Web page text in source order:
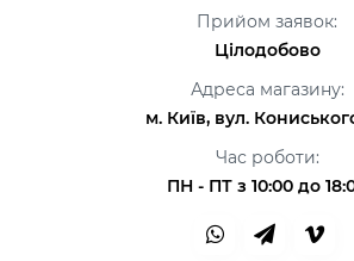
Прийом заявок:
Цілодобово
Адреса магазину:
м. Київ, вул.
Час роботи:
ПН - ПТ з 10:00 до